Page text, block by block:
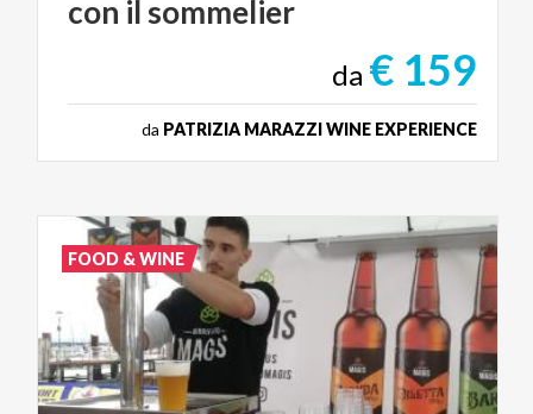
con il sommelier
da € 159
da PATRIZIA MARAZZI WINE EXPERIENCE
FOOD & WINE